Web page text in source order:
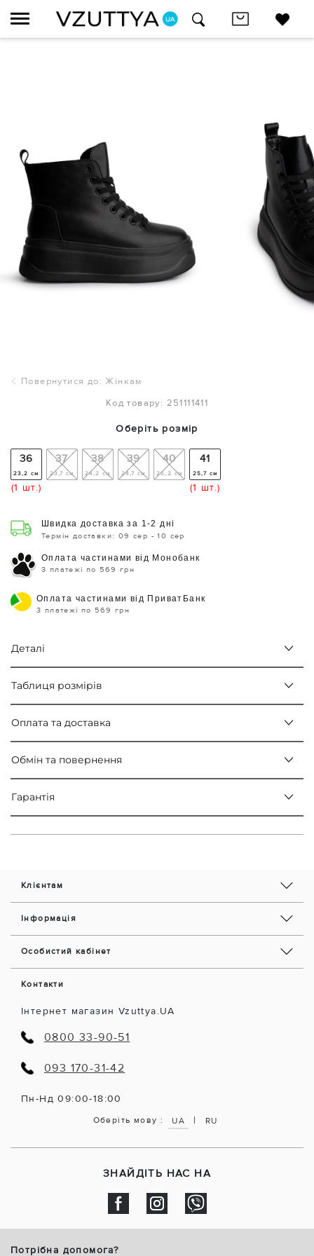
Повернутися до: Жінкам
Код товару: 251111411
Оберіть розмір
36
23,2 см
(1 шт.)
37
23,7 см
38
24,2 см
39
24,7 см
40
25,2 см
41
25,7 см
(1 шт.)
Швидка доставка за 1-2 дні
Термін доставки: 09 сер - 10 сер
Оплата частинами від Монобанк
3 платежі по 569 грн
Оплата частинами від ПриватБанк
3 платежі по 569 грн
Деталі
Таблиця розмірів
Оплата та доставка
Обмін та повернення
Гарантія
Клієнтам
Інформація
Особистий кабінет
Контакти
Інтернет магазин Vzuttya.UA
0800 33-90-51
093 170-31-42
Пн-Нд 09:00-18:00
Оберіть мову : UA | RU
ЗНАЙДІТЬ НАС НА
Потрібна допомога?